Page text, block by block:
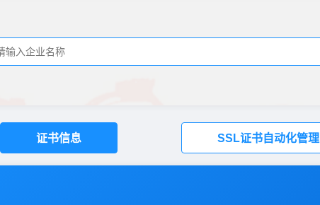
证书信息 SSL证书自动化管理